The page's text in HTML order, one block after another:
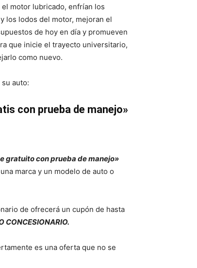
motor lubricado, enfrían los
los lodos del motor, mejoran el
de hoy en día y promueven
que inicie el trayecto universitario,
como nuevo.
auto:
con prueba de manejo»
gratuito con prueba de manejo»
marca y un modelo de auto o
de ofrecerá un cupón de hasta
CONCESIONARIO.
es una oferta que no se